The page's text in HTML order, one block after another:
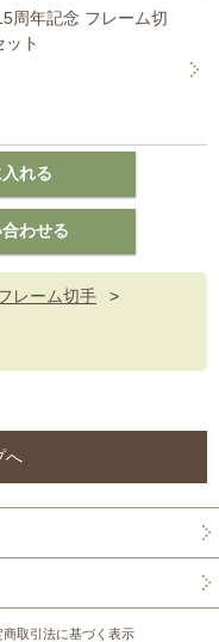
周年記念 フレーム切
ット
レーム切手
>
へ
商取引法に基づく表示